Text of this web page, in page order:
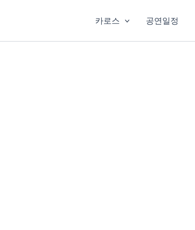
카로스 공연일정